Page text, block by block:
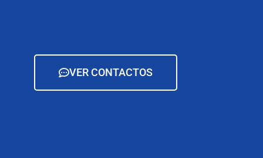
VER CONTACTOS